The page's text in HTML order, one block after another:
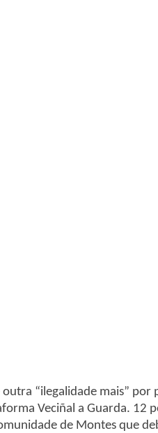
“ilegalidade mais” por
Veciñal a Guarda. 12
de Montes que